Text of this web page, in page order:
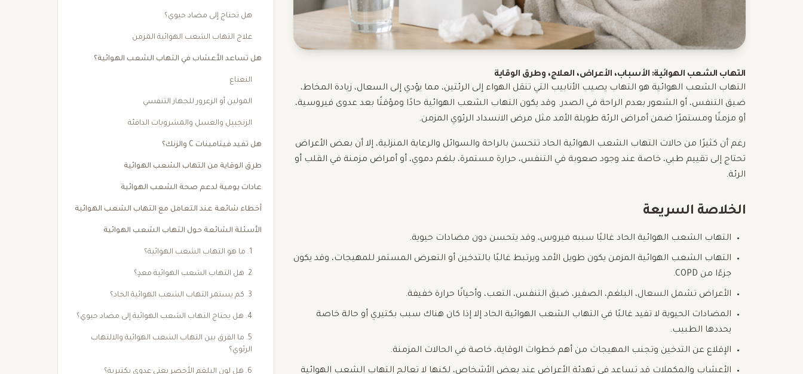
التهاب الشعب الهوائية: الأسباب، الأعراض، العلاج، وطرق الوقاية
التهاب الشعب الهوائية هو التهاب يصيب الأنابيب التي تنقل الهواء إلى الرئتين، مما يؤدي إلى السعال، زيادة المخاط،
ضيق التنفس، أو الشعور بعدم الراحة في الصدر. وقد يكون التهاب الشعب الهوائية حادًا ومؤقتًا بعد عدوى فيروسية،
أو مزمنًا ومستمرًا ضمن أمراض الرئة طويلة الأمد مثل مرض الانسداد الرئوي المزمن.
رغم أن كثيرًا من حالات التهاب الشعب الهوائية الحاد تتحسن بالراحة والسوائل والرعاية المنزلية، إلا أن بعض الأعراض
تحتاج إلى تقييم طبي، خاصة عند وجود صعوبة في التنفس، حرارة مستمرة، بلغم دموي، أو أمراض مزمنة في القلب أو
الرئة.
الخلاصة السريعة
التهاب الشعب الهوائية الحاد غالبًا سببه فيروس، وقد يتحسن دون مضادات حيوية.
التهاب الشعب الهوائية المزمن يكون طويل الأمد ويرتبط غالبًا بالتدخين أو التعرض المستمر للمهيجات، وقد يكون
جزءًا من COPD.
الأعراض تشمل السعال، البلغم، الصفير، ضيق التنفس، التعب، وأحيانًا حرارة خفيفة.
المضادات الحيوية لا تفيد غالبًا في التهاب الشعب الهوائية الحاد إلا إذا كان هناك سبب بكتيري أو حالة خاصة
يحددها الطبيب.
الإقلاع عن التدخين وتجنب المهيجات من أهم خطوات الوقاية، خاصة في الحالات المزمنة.
الأعشاب والمكملات قد تساعد في تهدئة الأعراض عند بعض الأشخاص، لكنها لا تعالج التهاب الشعب الهوائية
هل تحتاج إلى مضاد حيوي؟
علاج التهاب الشعب الهوائية المزمن
هل تساعد الأعشاب في التهاب الشعب الهوائية؟
النعناع
المولين أو الزعرور للجهاز التنفسي
الزنجبيل والعسل والمشروبات الدافئة
هل تفيد فيتامينات C والزنك؟
طرق الوقاية من التهاب الشعب الهوائية
عادات يومية لدعم صحة الشعب الهوائية
أخطاء شائعة عند التعامل مع التهاب الشعب الهوائية
الأسئلة الشائعة حول التهاب الشعب الهوائية
1. ما هو التهاب الشعب الهوائية؟
2. هل التهاب الشعب الهوائية معدٍ؟
3. كم يستمر التهاب الشعب الهوائية الحاد؟
4. هل يحتاج التهاب الشعب الهوائية إلى مضاد حيوي؟
5. ما الفرق بين التهاب الشعب الهوائية والالتهاب
الرئوي؟
6. هل لون البلغم الأخضر يعني عدوى بكتيرية؟